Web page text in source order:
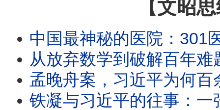
【文昭
中国最神秘的医院：301医院的南楼里，
从放弃数学到破解百年难题：王
孟晚舟案，习近平为何百余次批示
铁凝与习近平的往事：一张照片遭全网删